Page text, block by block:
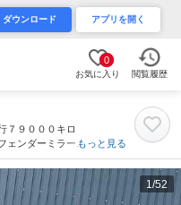
ダウンロード アプリを開く
0
お気に入り 閲覧履歴
７９０００キロ
ンダーミラー もっと見る
1/52